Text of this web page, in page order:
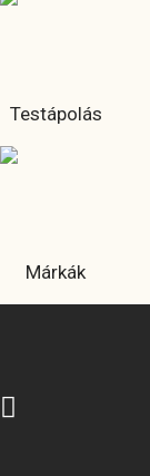
Testápolás
Márkák